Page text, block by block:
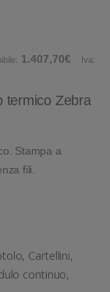
1.407,70€ Iva:
termico Zebra
Stampa a
fili.
Cartellini,
continuo,